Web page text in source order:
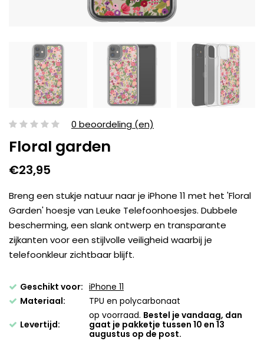
0 beoordeling (en)
Floral garden
€23,95
Breng een stukje natuur naar je iPhone 11 met het 'Floral
Garden' hoesje van Leuke Telefoonhoesjes. Dubbele
bescherming, een slank ontwerp en transparante
zijkanten voor een stijlvolle veiligheid waarbij je
telefoonkleur zichtbaar blijft.
Geschikt voor: iPhone 11
Materiaal:
TPU en polycarbonaat
Levertijd:
op voorraad. Bestel je vandaag, dan
gaat je pakketje tussen 10 en 13
augustus op de post.